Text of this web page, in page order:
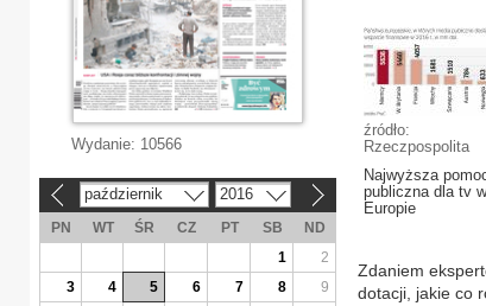
źródło:
Rzeczpospolita
Najwyższa
publiczna dla tv w
Europie
Zdaniem
dotacji, jakie co
Wydanie: 10566
październik 2016
PN WT ŚR CZ PT SB
ND
1
2
3
4 5 6 7 8
9